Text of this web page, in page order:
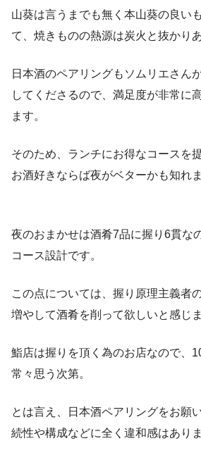
山葵は言うまでも無く本山葵の良い
て、焼きものの熱源は炭火と抜かり
日本酒のペアリングもソムリエさん
してくださるので、満足度が非常に
ます。
そのため、ランチにお得なコースを
お酒好きならば夜がベターかも知れま
夜のおまかせは酒肴7品に握り6貫な
コース設計です。
この点については、握り原理主義者
増やして酒肴を削って欲しいと感じま
鮨店は握りを頂く為のお店なので、
常々思う次第。
とは言え、日本酒ペアリングをお願
続性や構成などに全く違和感はあり